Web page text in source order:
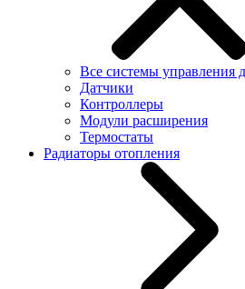
Все системы управления
Датчики
Контроллеры
Модули расширения
Термостаты
Радиаторы отопления